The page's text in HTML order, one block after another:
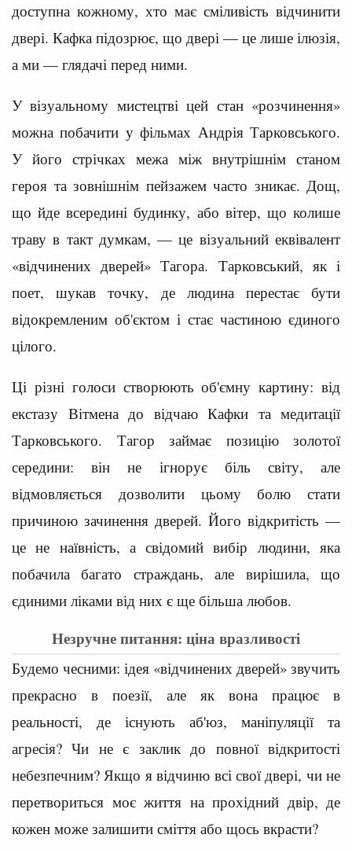
доступна кожному, хто має сміливість відчинити
двері. Кафка підозрює, що двері — це лише ілюзія,
а ми — глядачі перед ними.
У візуальному мистецтві цей стан «розчинення»
можна побачити у фільмах Андрія Тарковського.
У його стрічках межа між внутрішнім станом
героя та зовнішнім пейзажем часто зникає. Дощ,
що йде всередині будинку, або вітер, що колише
траву в такт думкам, — це візуальний еквівалент
«відчинених дверей» Тагора. Тарковський, як і
поет, шукав точку, де людина перестає бути
відокремленим об'єктом і стає частиною єдиного
цілого.
Ці різні голоси створюють об'ємну картину: від
екстазу Вітмена до відчаю Кафки та медитації
Тарковського. Тагор займає позицію золотої
середини: він не ігнорує біль світу, але
відмовляється дозволити цьому болю стати
причиною зачинення дверей. Його відкритість —
це не наївність, а свідомий вибір людини, яка
побачила багато страждань, але вирішила, що
єдиними ліками від них є ще більша любов.
Незручне питання: ціна вразливості
Будемо чесними: ідея «відчинених дверей» звучить
прекрасно в поезії, але як вона працює в
реальності, де існують аб'юз, маніпуляції та
агресія? Чи не є заклик до повної відкритості
небезпечним? Якщо я відчиню всі свої двері, чи не
перетвориться моє життя на прохідний двір, де
кожен може залишити сміття або щось вкрасти?